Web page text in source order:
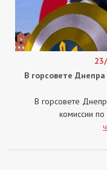
В горсовете
В горсовете
комиссии